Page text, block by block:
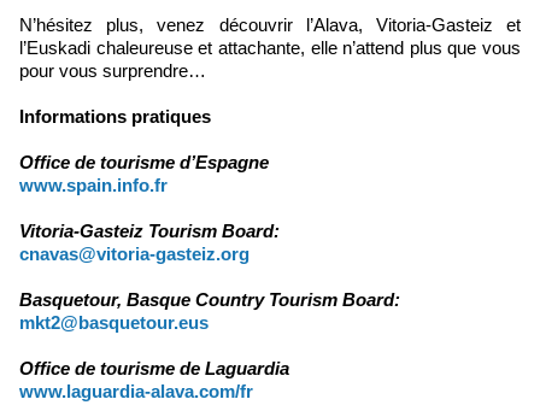
N’hésitez plus, venez découvrir l’Alava, Vitoria-Gasteiz et
l’Euskadi chaleureuse et attachante, elle n’attend plus que vous
pour vous surprendre…
Informations pratiques
Office de tourisme d’Espagne
www.spain.info.fr
Vitoria-Gasteiz Tourism Board:
cnavas@vitoria-gasteiz.org
Basquetour, Basque Country Tourism Board:
mkt2@basquetour.eus
Office de tourisme de Laguardia
www.laguardia-alava.com/fr